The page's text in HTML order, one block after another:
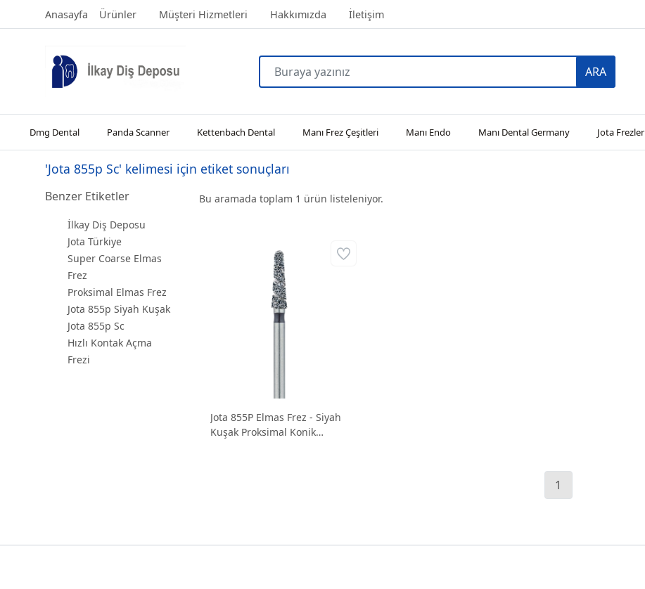
Anasayfa Ürünler Müşteri Hizmetleri Hakkımızda İletişim
ARA
Dmg Dental Panda Scanner Kettenbach Dental Manı Frez Çeşitleri Manı Endo Manı Dental Germany Jota Frezler
'Jota 855p Sc' kelimesi için etiket sonuçları
Benzer Etiketler
İlkay Diş Deposu
Jota Türkiye
Super Coarse Elmas
Frez
Proksimal Elmas Frez
Jota 855p Siyah Kuşak
Jota 855p Sc
Hızlı Kontak Açma
Frezi
Bu aramada toplam 1 ürün listeleniyor.
Jota 855P Elmas Frez - Siyah
Kuşak Proksimal Konik
1